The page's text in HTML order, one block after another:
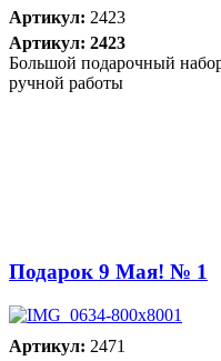
Артикул: 2423
Артикул: 2423
Большой подарочный
ручной работы
Подарок 9 Мая! № 1
Артикул: 2471